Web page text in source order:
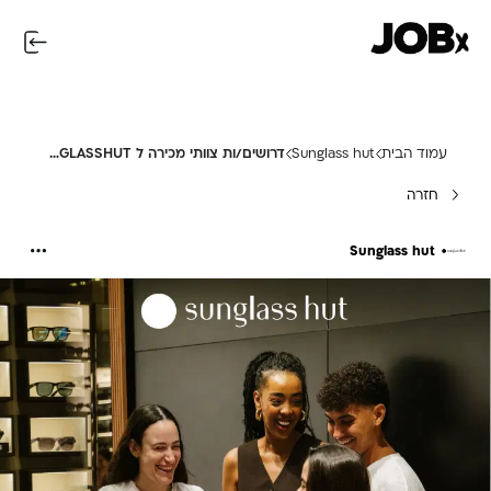
עמוד הבית Sunglass hut דרושים/ות צוותי מכירה ל SUNGLASSHUT !
חזרה
Sunglass hut